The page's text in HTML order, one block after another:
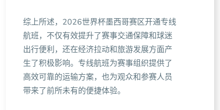
综上所述，2026世界杯墨西哥赛区开通专线
航班，不仅有效提升了赛事交通保障和球迷
出行便利，还在经济拉动和旅游发展方面产
生了积极影响。专线航班为赛事组织提供了
高效可靠的运输方案，也为观众和参赛人员
带来了前所未有的便捷体验。